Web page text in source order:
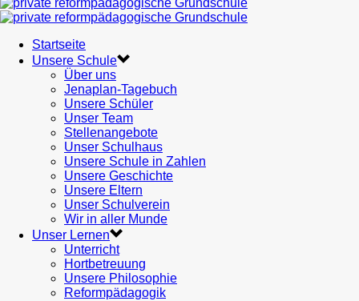
Startseite
Unsere Schule
Über uns
Jenaplan-Tagebuch
Unsere Schüler
Unser Team
Stellenangebote
Unser Schulhaus
Unsere Schule in Zahlen
Unsere Geschichte
Unsere Eltern
Unser Schulverein
Wir in aller Munde
Unser Lernen
Unterricht
Hortbetreuung
Unsere Philosophie
Reformpädagogik